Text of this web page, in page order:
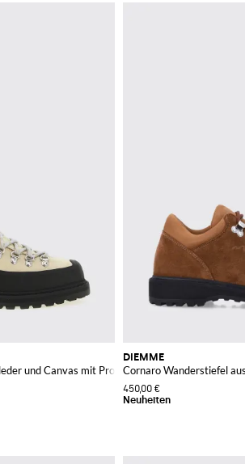
und Canvas mit Profilsohle
DIEMME
Cornaro Wanderstiefel
450,00 €